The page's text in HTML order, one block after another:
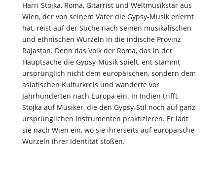
Harri Stojka, Roma, Gitarrist und Weltmusikstar aus
Wien, der von seinem Vater die Gypsy-Musik erlernt
hat, reist auf der Suche nach seinen musikalischen
und ethnischen Wurzeln in die indische Provinz
Rajastan. Denn das Volk der Roma, das in der
Hauptsache die Gypsy-Musik spielt, ent-stammt
ursprünglich nicht dem europäischen, sondern dem
asiatischen Kulturkreis und wanderte vor
Jahrhunderten nach Europa ein. In Indien trifft
Stojka auf Musiker, die den Gypsy-Stil noch auf ganz
ursprünglichen Instrumenten praktizieren. Er lädt
sie nach Wien ein, wo sie ihrerseits auf europäische
Wurzeln ihrer Identität stoßen.